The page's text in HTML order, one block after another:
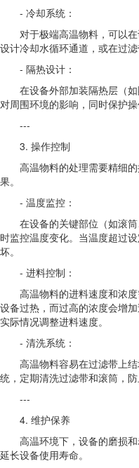
- 冷却系统：
对于极端高温物料，可以
设计冷却水循环通道，或在过
- 隔热设计：
在设备外部加装隔热层（
对周围环境的影响，同时保护操
---
3. 操作控制
高温物料的处理需要精细
果。
- 温度监控：
在设备的关键部位（如滚
时监控温度变化。当温度超过
坏。
- 进料控制：
高温物料的进料速度和浓
设备过热，而过高的浓度会增
实际情况调整进料速度。
- 清洗系统：
高温物料容易在过滤带上
统，定期清洗过滤带和滚筒，防
---
4. 维护保养
高温环境下，设备的磨损
延长设备使用寿命。